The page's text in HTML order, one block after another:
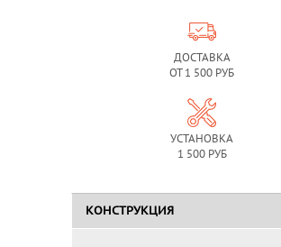
ДОСТАВКА
ОТ 1 500 РУБ
УСТАНОВКА
1 500 РУБ
КОНСТРУКЦИЯ